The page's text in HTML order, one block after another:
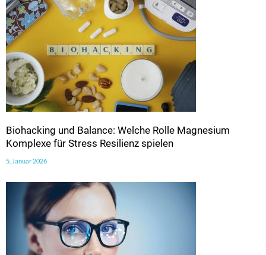
Biohacking und Balance: Welche Rolle Magnesium
Komplexe für Stress Resilienz spielen
5. Januar 2026